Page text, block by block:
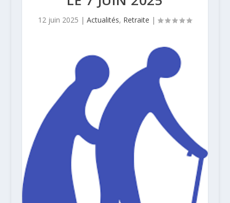
12 juin 2025 |Actualités, Retraite |